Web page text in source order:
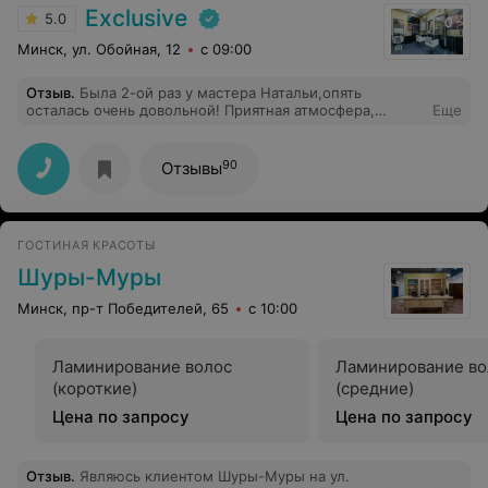
5.0 Exclusive
Минск, ул. Обойная, 12 с 09:00
Отзыв. Была 2-ой раз у мастера Натальи,опять
осталась очень довольной! Приятная атмосфера,
Спасибо огромное ещё раз!!!
Еще
Отзывы90
ГОСТИНАЯ КРАСОТЫ
Шуры-Муры
Минск, пр-т Победителей, 65 с 10:00
Ламинирование волос
(короткие)
Цена по запросу
Ламинирование
(средние)
Цена по запросу
Отзыв. Являюсь клиентом Шуры-Муры на ул.